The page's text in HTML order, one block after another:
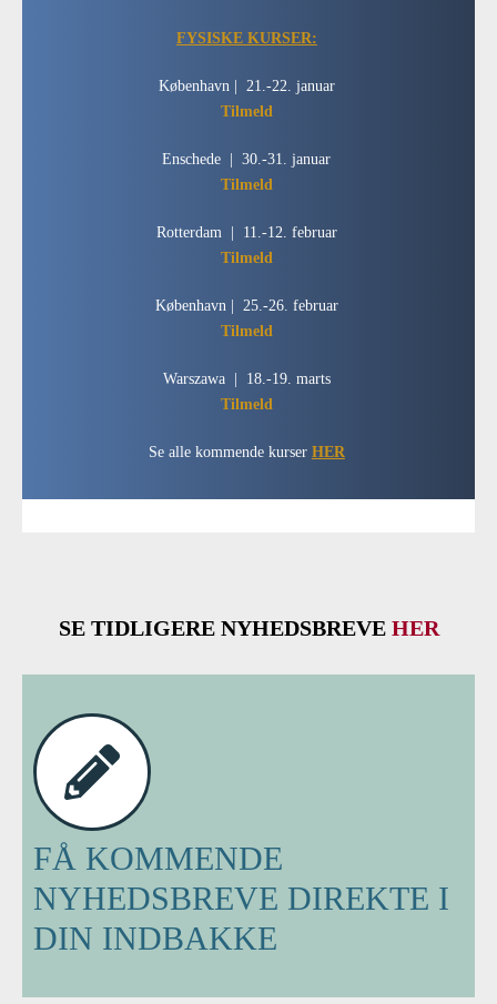
FYSISKE KURSER:
København | 21.-22. januar
Tilmeld
Enschede | 30.-31. januar
Tilmeld
Rotterdam | 11.-12. februar
Tilmeld
København | 25.-26. februar
Tilmeld
Warszawa | 18.-19. marts
Tilmeld
Se alle kommende kurser HER
SE TIDLIGERE NYHEDSBREVE HER
FÅ KOMMENDE
NYHEDSBREVE DIREKTE I
DIN INDBAKKE